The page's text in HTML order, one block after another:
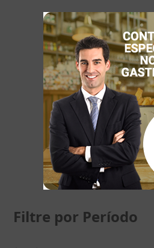
Filtre por Período